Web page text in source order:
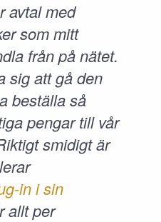
avtal med
som mitt
från på nätet.
sig att gå den
beställa så
pengar till vår
smidigt är
in i sin
allt per